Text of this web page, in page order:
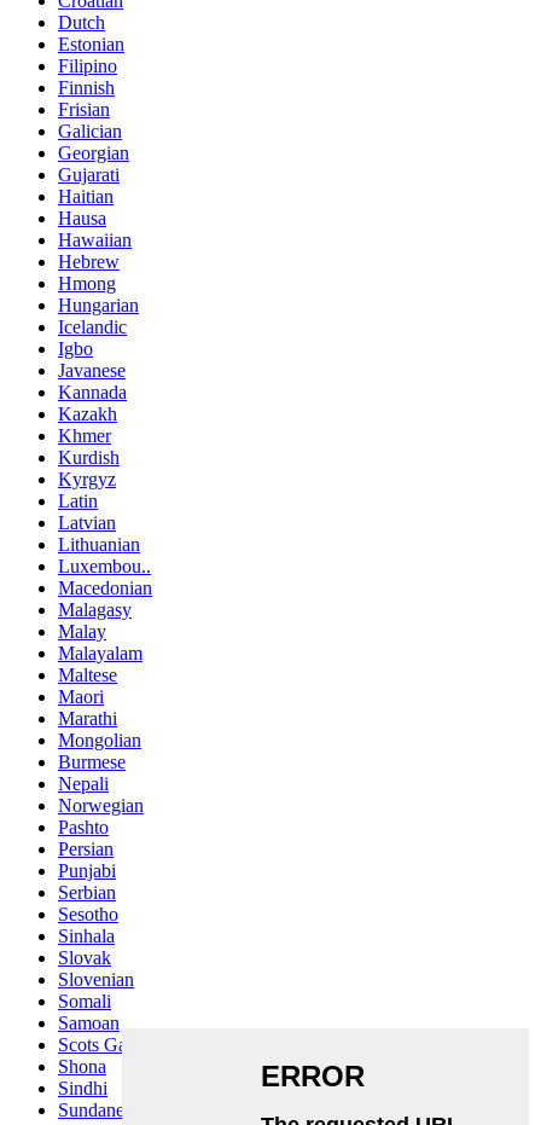
Dutch
Estonian
Filipino
Finnish
Frisian
Galician
Georgian
Gujarati
Haitian
Hausa
Hawaiian
Hebrew
Hmong
Hungarian
Icelandic
Igbo
Javanese
Kannada
Kazakh
Khmer
Kurdish
Kyrgyz
Latin
Latvian
Lithuanian
Luxembou..
Macedonian
Malagasy
Malay
Malayalam
Maltese
Maori
Marathi
Mongolian
Burmese
Nepali
Norwegian
Pashto
Persian
Punjabi
Serbian
Sesotho
Sinhala
Slovak
Slovenian
Somali
Samoan
Scots Gaelic
Shona
Sindhi
Sundanese